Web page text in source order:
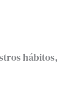
hábitos,